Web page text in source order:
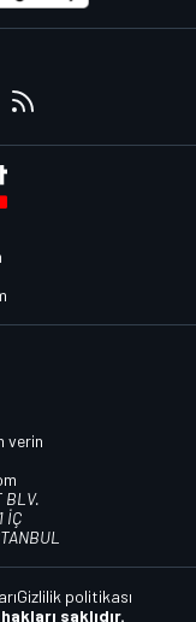
verin
BLV.
İÇ
saklıdır.
Gizlilik politikası